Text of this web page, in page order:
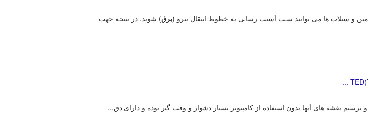
و سیلاب ها می توانند سبب آسیب رسانی به خطوط انتقال نیرو (برق) شوند. در نتیجه جهت
ترسیم نقشه های آنها بدون استفاده از کامپیوتر بسیار دشوار و وقت گیر بوده و دارای دق...